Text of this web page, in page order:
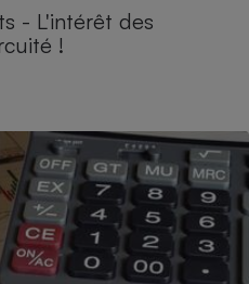
- L'intérêt des
!